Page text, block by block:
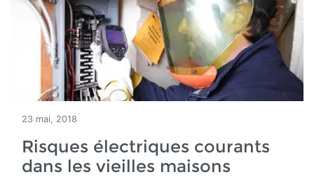
23 mai, 2018
Risques électriques courants
dans les vieilles maisons